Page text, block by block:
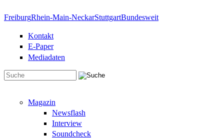
FreiburgRhein-Main-NeckarStuttgartBundesweit
Kontakt
E-Paper
Mediadaten
Magazin
Newsflash
Interview
Soundcheck